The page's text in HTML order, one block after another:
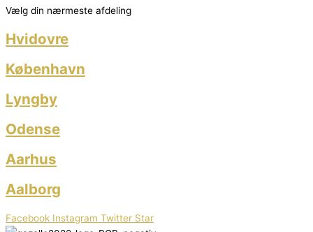
Vælg din nærmeste afdeling
Hvidovre
København
Lyngby
Odense
Aarhus
Aalborg
Facebook Instagram Twitter Star